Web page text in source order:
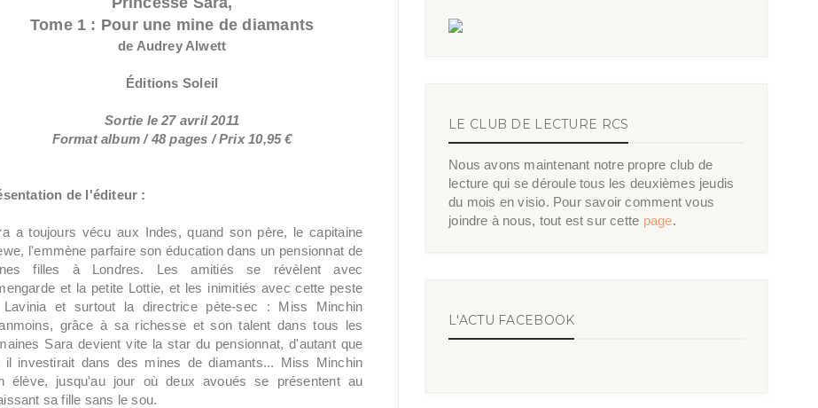
Tome 1 : Pour une mine de diamants
de Audrey Alwett
Éditions Soleil
Sortie le 27 avril 2011
Format album / 48 pages / Prix 10,95 €
de l'éditeur :
a toujours vécu aux Indes, quand son père, le capitaine
l'emmène parfaire son éducation dans un pensionnat de
filles à Londres. Les amitiés se révèlent avec
et la petite Lottie, et les inimitiés avec cette peste
et surtout la directrice pète-sec : Miss Minchin
grâce à sa richesse et son talent dans tous les
Sara devient vite la star du pensionnat, d'autant que
investirait dans des mines de diamants... Miss Minchin
élève, jusqu'au jour où deux avoués se présentent au
sa fille sans le sou.
LE CLUB DE LECTURE RCS
Nous avons maintenant notre propre club de
lecture qui se déroule tous les deuxièmes jeudis
du mois en visio. Pour savoir comment vous
joindre à nous, tout est sur cette page.
L'ACTU FACEBOOK